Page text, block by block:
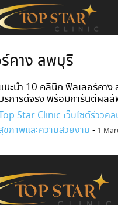
คาง ลพบุรี
นะนำ 10 คลินิก ฟิลเลอร์คาง
ริการดีจริง พร้อมการันตีผล
Star Clinic เว็บไซต์รีวิวค
ขภาพและความสวยงาม - 1